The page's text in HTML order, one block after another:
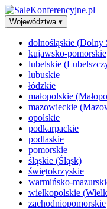
Województwa ▾
dolnośląskie (Dolny
kujawsko-pomorskie
lubelskie
lubuskie
łódzkie
małopolskie
mazowieckie
opolskie
podkarpackie
podlaskie
pomorskie
śląskie (Śląsk)
świętokrzyskie
warmińsko-
wielkopolskie
zachodniopomorskie